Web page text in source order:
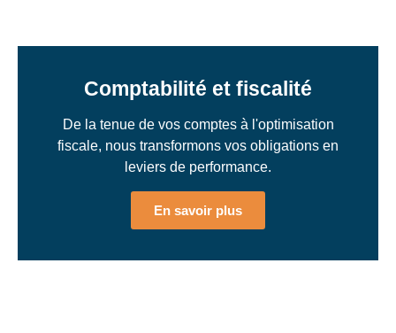
Comptabilité et fiscalité
De la tenue de vos comptes à l'optimisation
fiscale, nous transformons vos obligations en
leviers de performance.
En savoir plus